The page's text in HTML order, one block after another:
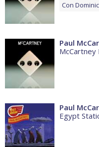
Con
Paul
McCartney
Paul
Egypt